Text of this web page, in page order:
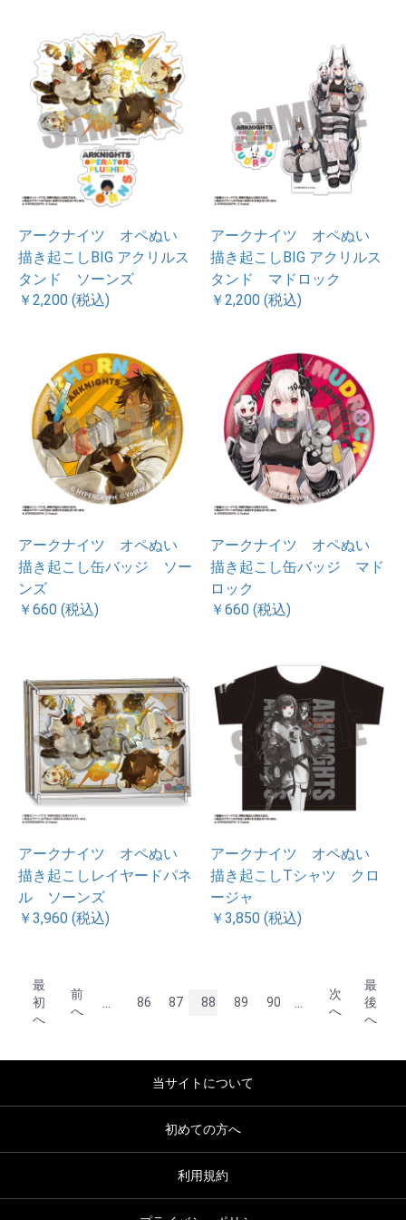
アークナイツ オペぬい
描き起こしBIG アクリルス
タンド ソーンズ
￥2,200 (税込)
アークナイツ オペぬい
描き起こしBIG アクリルス
タンド マドロック
￥2,200 (税込)
アークナイツ オペぬい
描き起こし缶バッジ ソー
ンズ
￥660 (税込)
アークナイツ オペぬい
描き起こし缶バッジ マド
ロック
￥660 (税込)
アークナイツ オペぬい
描き起こしレイヤードパネ
ル ソーンズ
￥3,960 (税込)
アークナイツ オペぬい
描き起こしTシャツ クロ
ージャ
￥3,850 (税込)
最
初
へ
前
へ
... 86 87 88 89 90 ...
次
へ
最
後
へ
当サイトについて
初めての方へ
利用規約